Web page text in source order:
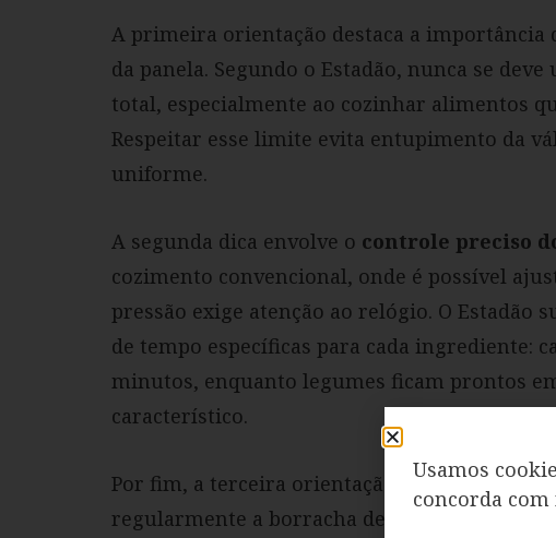
A primeira orientação destaca a importância
da panela. Segundo o Estadão, nunca se
total, especialmente ao cozinhar alimentos
Respeitar esse limite evita entupimento da
uniforme.
A segunda dica envolve o controle preciso
cozimento convencional, onde é possível
pressão exige atenção ao relógio. O Estadão
de tempo específicas para cada ingrediente:
minutos, enquanto legumes ficam prontos
característico.
Por fim, a terceira orientação trata da
regularmente a borracha de vedação, limpar
Usamos
concorda com